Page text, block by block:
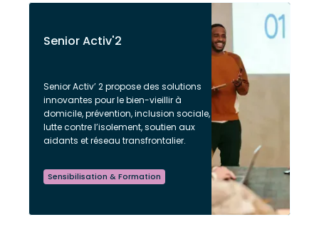
Senior Activ'2
Senior Activ’ 2 propose des solutions
innovantes pour le bien-vieillir à
domicile, prévention, inclusion sociale,
lutte contre l’isolement, soutien aux
aidants et réseau transfrontalier.
Sensibilisation & Formation